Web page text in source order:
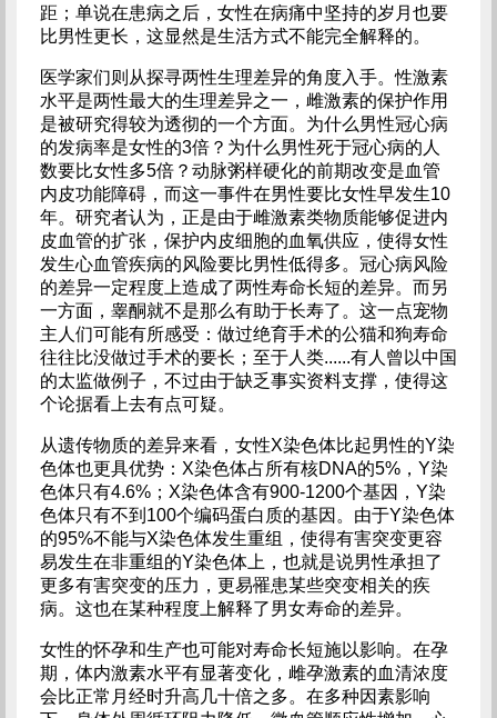
距；单说在患病之后，女性在病痛中坚持的岁月也要
比男性更长，这显然是生活方式不能完全解释的。
医学家们则从探寻两性生理差异的角度入手。性激素
水平是两性最大的生理差异之一，雌激素的保护作用
是被研究得较为透彻的一个方面。为什么男性冠心病
的发病率是女性的3倍？为什么男性死于冠心病的人
数要比女性多5倍？动脉粥样硬化的前期改变是血管
内皮功能障碍，而这一事件在男性要比女性早发生10
年。研究者认为，正是由于雌激素类物质能够促进内
皮血管的扩张，保护内皮细胞的血氧供应，使得女性
发生心血管疾病的风险要比男性低得多。冠心病风险
的差异一定程度上造成了两性寿命长短的差异。而另
一方面，睾酮就不是那么有助于长寿了。这一点宠物
主人们可能有所感受：做过绝育手术的公猫和狗寿命
往往比没做过手术的要长；至于人类......有人曾以中国
的太监做例子，不过由于缺乏事实资料支撑，使得这
个论据看上去有点可疑。
从遗传物质的差异来看，女性X染色体比起男性的Y染
色体也更具优势：X染色体占所有核DNA的5%，Y染
色体只有4.6%；X染色体含有900-1200个基因，Y染
色体只有不到100个编码蛋白质的基因。由于Y染色体
的95%不能与X染色体发生重组，使得有害突变更容
易发生在非重组的Y染色体上，也就是说男性承担了
更多有害突变的压力，更易罹患某些突变相关的疾
病。这也在某种程度上解释了男女寿命的差异。
女性的怀孕和生产也可能对寿命长短施以影响。在孕
期，体内激素水平有显著变化，雌孕激素的血清浓度
会比正常月经时升高几十倍之多。在多种因素影响